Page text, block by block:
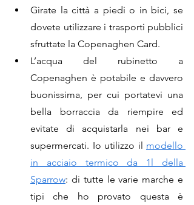
Girate la città a piedi o in bici, se
dovete utilizzare i trasporti pubblici
sfruttate la Copenaghen Card.
L’acqua del rubinetto a
Copenaghen è potabile e davvero
buonissima, per cui portatevi una
bella borraccia da riempire ed
evitate di acquistarla nei bar e
supermercati. Io utilizzo il modello
in acciaio termico da 1l della
Sparrow: di tutte le varie marche e
tipi che ho provato questa è